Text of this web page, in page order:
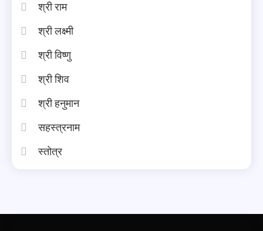
श्री राम
श्री लक्ष्मी
श्री विष्णु
श्री शिव
श्री हनुमान
सहस्त्रनाम
स्तोत्र